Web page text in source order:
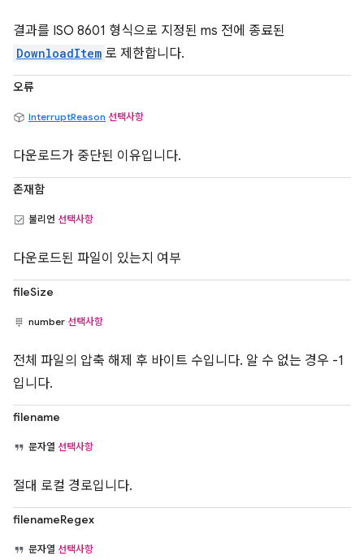
결과를 ISO 8601 형식으로 지정된 ms 전에 종료된
DownloadItem 로 제한합니다.
오류
InterruptReason 선택사항
다운로드가 중단된 이유입니다.
존재함
불리언 선택사항
다운로드된 파일이 있는지 여부
fileSize
number 선택사항
전체 파일의 압축 해제 후 바이트 수입니다. 알 수 없는 경우 -1
입니다.
filename
문자열 선택사항
절대 로컬 경로입니다.
filenameRegex
문자열 선택사항